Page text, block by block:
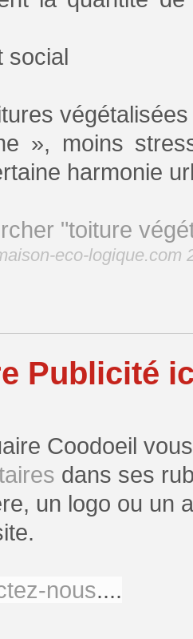
social
», moins
harmonie
"toiture
eco-logique.com
Publicité
Coodoeil
dans ses
un logo ou un
nous....